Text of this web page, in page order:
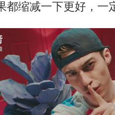
都缩减一下更好，一